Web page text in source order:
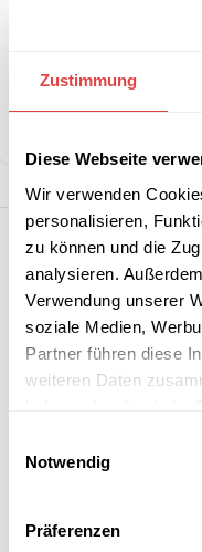
Zustimmung
Diese Webseite
Wir verwenden
personalisieren,
zu können und die
analysieren.
Verwendung unserer
soziale Medien,
Partner führen diese
weiteren Daten
Notwendig
Präferenzen
Kategorie: Waffel-,